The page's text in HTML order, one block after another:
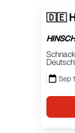
🇩🇪
Sep